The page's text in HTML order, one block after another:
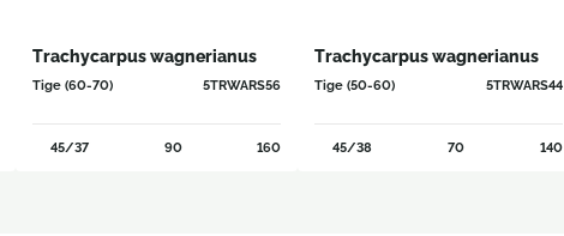
Trachycarpus wagnerianus
Tige (60-70) 5TRWARS56
45/37 90 160
Trachycarpus wagnerianus
Tige (50-60) 5TRWARS44
45/38 70 140